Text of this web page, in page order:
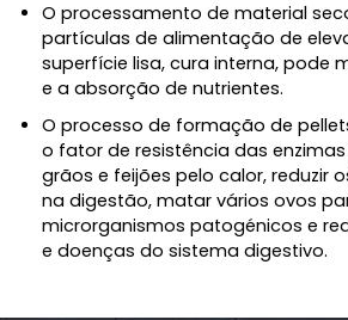
O processamento de material
partículas de alimentação de
superfície lisa, cura interna, pode
e a absorção de nutrientes.
O processo de formação de
o fator de resistência das
grãos e feijões pelo calor, reduzir
na digestão, matar vários ovos
microrganismos patogénicos e
e doenças do sistema digestivo.